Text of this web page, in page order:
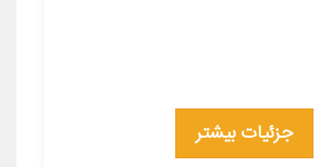
جزئیات بیشتر